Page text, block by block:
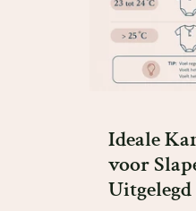
Ideale
voor
Uitgelegd